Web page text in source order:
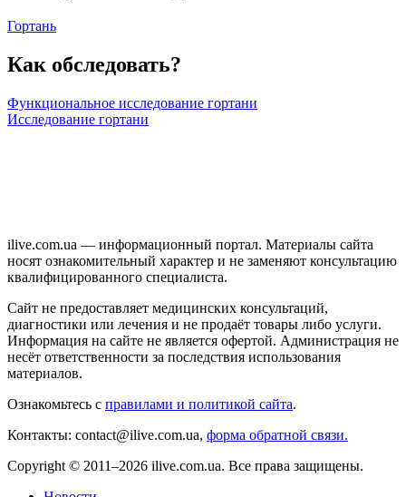
Гортань
Как обследовать?
Функциональное исследование гортани
Исследование гортани
ilive.com.ua — информационный портал. Материалы сайта
носят ознакомительный характер и не заменяют консультацию
квалифицированного специалиста.
Сайт не предоставляет медицинских консультаций,
диагностики или лечения и не продаёт товары либо услуги.
Информация на сайте не является офертой. Администрация не
несёт ответственности за последствия использования
материалов.
Ознакомьтесь с правилами и политикой сайта.
Контакты: contact@ilive.com.ua, форма обратной связи.
Copyright © 2011–2026 ilive.com.ua. Все права защищены.